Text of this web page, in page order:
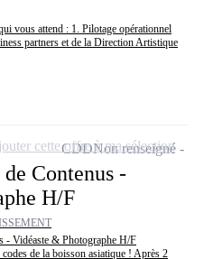
vous attend : 1. Pilotage opérationnel
partners et de la Direction Artistique
Contenus -
H/F
- Vidéaste & Photographe H/F
de la boisson asiatique ! Après 2
CDDNon renseigné
cette offre à ma sélection